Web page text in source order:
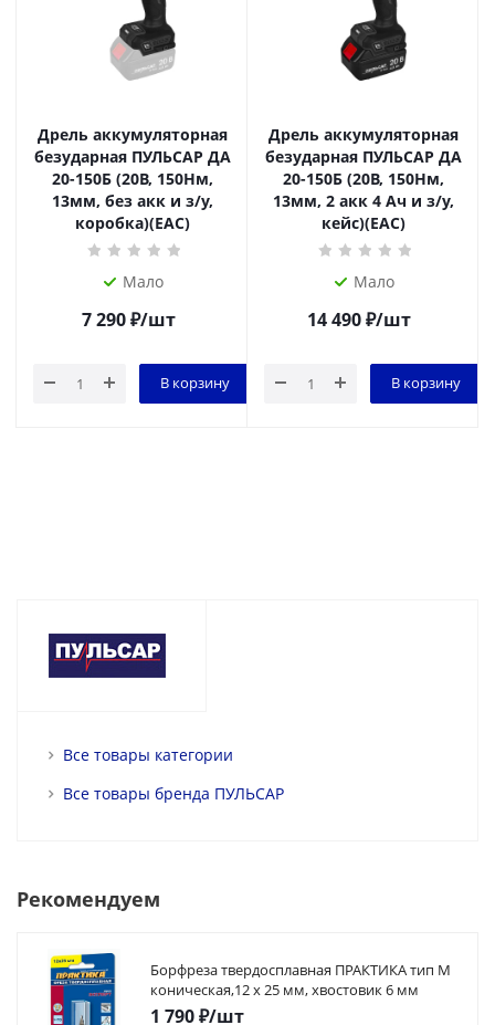
Дрель аккумуляторная
безударная ПУЛЬСАР ДА
20-150Б (20В, 150Нм,
13мм, без акк и з/у,
коробка)(EAC)
Мало
7 290₽/шт
В корзину
Дрель аккумуляторная
безударная ПУЛЬСАР ДА
20-150Б (20В, 150Нм,
13мм, 2 акк 4 Ач и з/у,
кейс)(EAC)
Мало
14 490₽/шт
В корзину
Все товары категории
Все товары бренда ПУЛЬСАР
Рекомендуем
Борфреза твердосплавная ПРАКТИКА тип M
коническая,12 х 25 мм, хвостовик 6 мм
1 790₽/шт